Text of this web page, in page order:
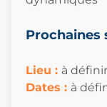
Prochaines
Lieu : à
Dates : à